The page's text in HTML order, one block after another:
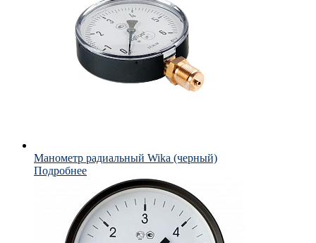
Манометр радиальный Wika (черный)
Подробнее